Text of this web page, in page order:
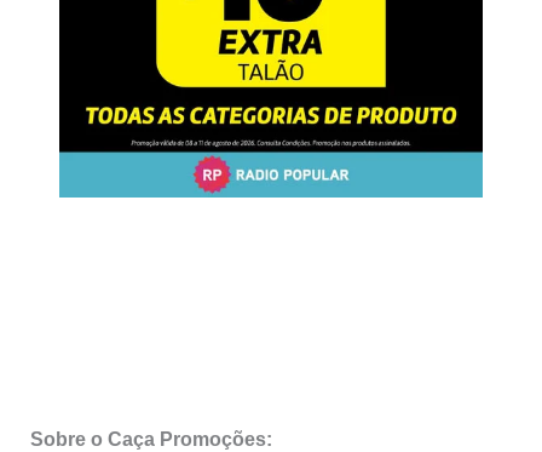
Sobre o Caça Promoções: